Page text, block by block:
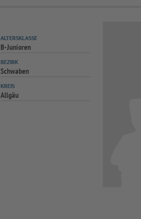
ALTERSKLASSE
B-Junioren
BEZIRK
Schwaben
KREIS
Allgäu